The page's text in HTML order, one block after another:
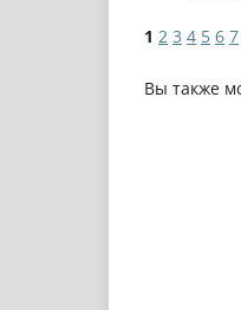
1 2 3 4 5 6 7
Вы также